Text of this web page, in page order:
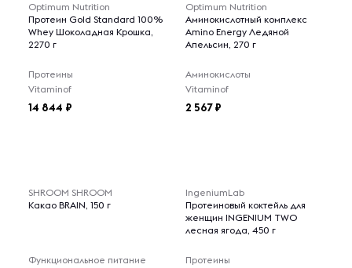
Optimum Nutrition
Протеин Gold Standard 100%
Whey Шоколадная Крошка,
2270 г
Протеины
Vitaminof
14 844
Optimum Nutrition
Аминокислотный комплекс
Amino Energy Ледяной
Апельсин, 270 г
Аминокислоты
Vitaminof
2 567
SHROOM SHROOM
Какао BRAIN, 150 г
Функциональное питание
IngeniumLab
Протеиновый коктейль для
женщин INGENIUM TWO
лесная ягода, 450 г
Протеины